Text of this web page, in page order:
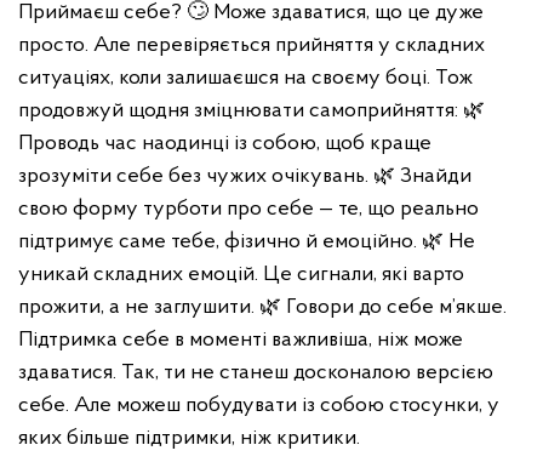
Приймаєш себе? 🙄 Може здаватися, що це дуже
просто. Але перевіряється прийняття у складних
ситуаціях, коли залишаєшся на своєму боці. Тож
продовжуй щодня зміцнювати самоприйняття: 🌿
Проводь час наодинці із собою, щоб краще
зрозуміти себе без чужих очікувань. 🌿 Знайди
свою форму турботи про себе — те, що реально
підтримує саме тебе, фізично й емоційно. 🌿 Не
уникай складних емоцій. Це сигнали, які варто
прожити, а не заглушити. 🌿 Говори до себе м’якше.
Підтримка себе в моменті важливіша, ніж може
здаватися. Так, ти не станеш досконалою версією
себе. Але можеш побудувати із собою стосунки, у
яких більше підтримки, ніж критики.